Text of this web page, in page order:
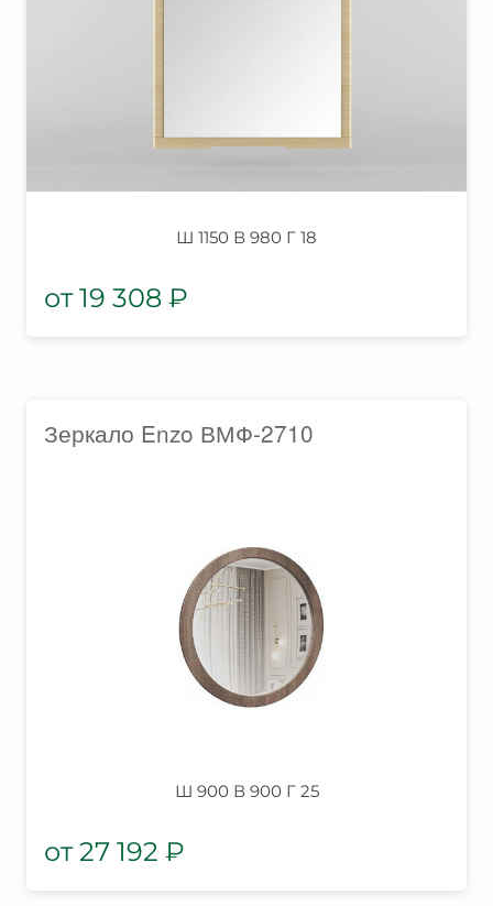
Ш 1150 В 980 Г 18
19 308 ₽
Зеркало Enzo ВМФ-2710
Ш 900 В 900 Г 25
27 192 ₽